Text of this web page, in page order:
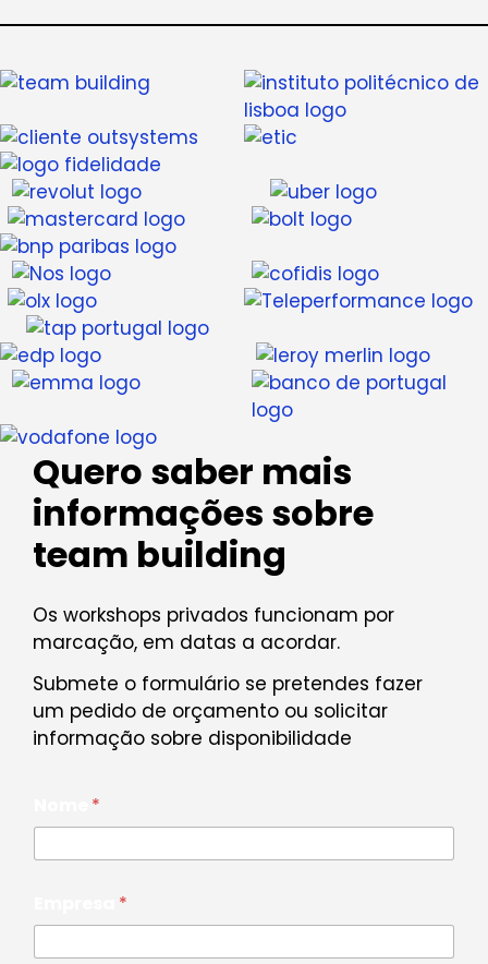
Quero saber mais
informações sobre
team building
Os workshops privados funcionam por
marcação, em datas a acordar.
Submete o formulário se pretendes fazer
um pedido de orçamento ou solicitar
informação sobre disponibilidade
*
*